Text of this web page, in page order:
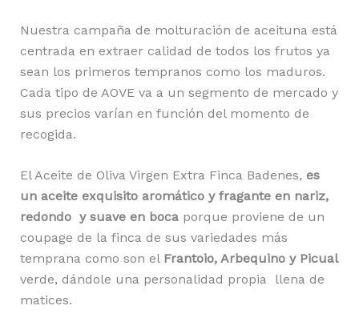
Nuestra campaña de molturación de aceituna está
centrada en extraer calidad de todos los frutos ya
sean los primeros tempranos como los maduros.
Cada tipo de AOVE va a un segmento de mercado y
sus precios varían en función del momento de
recogida.
El Aceite de Oliva Virgen Extra Finca Badenes, es
un aceite exquisito aromático y fragante en nariz,
redondo y suave en bocaporque proviene de un
coupage de la finca de sus variedades más
temprana como son el Frantoio, Arbequino y Picual
verde, dándole una personalidad propia llena de
matices.